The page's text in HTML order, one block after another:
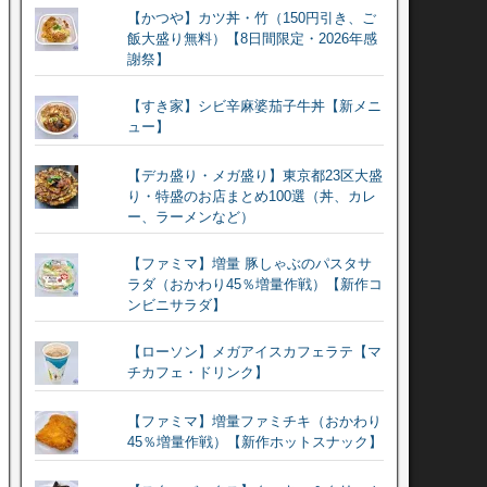
【かつや】カツ丼・竹（150円引き、ご
飯大盛り無料）【8日間限定・2026年感
謝祭】
【すき家】シビ辛麻婆茄子牛丼【新メニ
ュー】
【デカ盛り・メガ盛り】東京都23区大盛
り・特盛のお店まとめ100選（丼、カレ
ー、ラーメンなど）
【ファミマ】増量 豚しゃぶのパスタサ
ラダ（おかわり45％増量作戦）【新作コ
ンビニサラダ】
【ローソン】メガアイスカフェラテ【マ
チカフェ・ドリンク】
【ファミマ】増量ファミチキ（おかわり
45％増量作戦）【新作ホットスナック】